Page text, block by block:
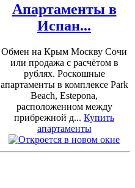
Апартаменты в
Испан...
Обмен на Крым Москву Сочи
или продажа с расчётом в
рублях. Роскошные
апартаменты в комплексе Park
Beach, Estepona,
расположенном между
прибрежной д... Купить
апартаменты